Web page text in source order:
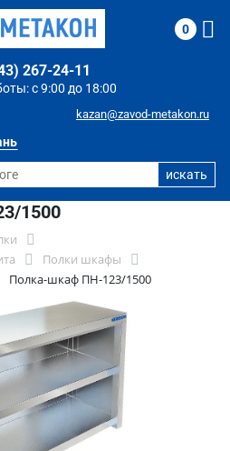
с 9:00 до 18:00
267-24-11
kazan@zavod-metakon.ru
0
1500
Полки шкафы
Полка-шкаф ПН-123/1500